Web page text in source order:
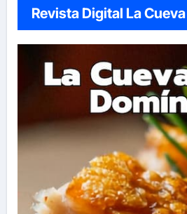
Revista Digital La